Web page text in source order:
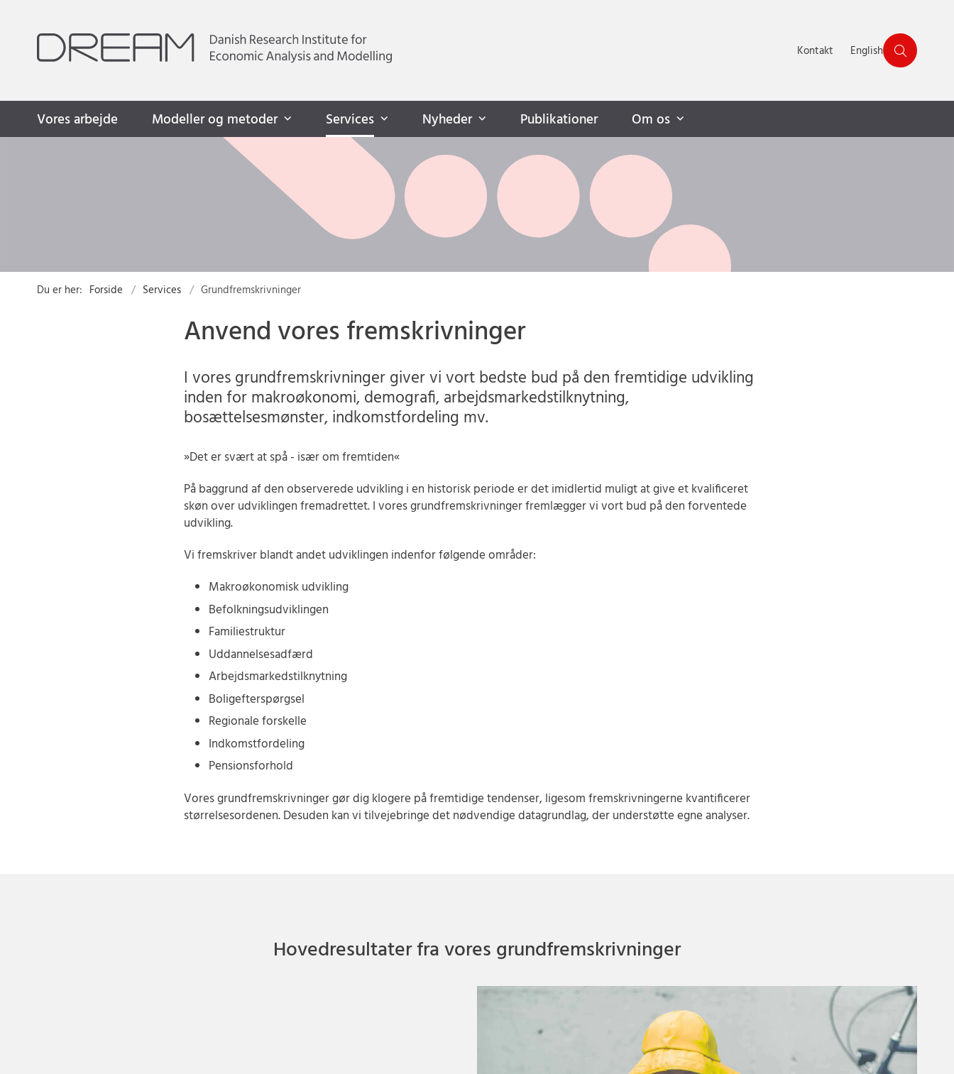
Kontakt English
Vores arbejde Modeller og metoder Services Nyheder Publikationer Om os
Du er her: Forside Services Grundfremskrivninger
Anvend vores fremskrivninger
I vores grundfremskrivninger giver vi vort bedste bud på den fremtidige udvikling
inden for makroøkonomi, demografi, arbejdsmarkedstilknytning,
bosættelsesmønster, indkomstfordeling mv.
»Det er svært at spå - især om fremtiden«
På baggrund af den observerede udvikling i en historisk periode er det imidlertid muligt at give et kvalificeret
skøn over udviklingen fremadrettet. I vores grundfremskrivninger fremlægger vi vort bud på den forventede
udvikling.
Vi fremskriver blandt andet udviklingen indenfor følgende områder:
Makroøkonomisk udvikling
Befolkningsudviklingen
Familiestruktur
Uddannelsesadfærd
Arbejdsmarkedstilknytning
Boligefterspørgsel
Regionale forskelle
Indkomstfordeling
Pensionsforhold
Vores grundfremskrivninger gør dig klogere på fremtidige tendenser, ligesom fremskrivningerne kvantificerer
størrelsesordenen. Desuden kan vi tilvejebringe det nødvendige datagrundlag, der understøtte egne analyser.
Hovedresultater fra vores grundfremskrivninger